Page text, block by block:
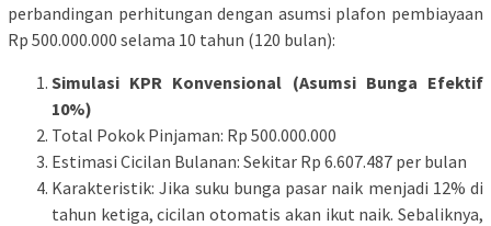
perbandingan perhitungan dengan asumsi plafon pembiayaan
Rp 500.000.000 selama 10 tahun (120 bulan):
Simulasi KPR Konvensional (Asumsi Bunga Efektif
10%)
Total Pokok Pinjaman: Rp 500.000.000
Estimasi Cicilan Bulanan: Sekitar Rp 6.607.487 per bulan
Karakteristik: Jika suku bunga pasar naik menjadi 12% di
tahun ketiga, cicilan otomatis akan ikut naik. Sebaliknya,